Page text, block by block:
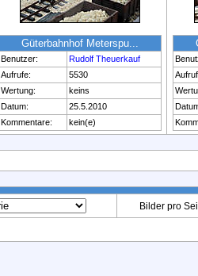
Güterbahnhof Meterspu...
Benutzer:
Rudolf Theuerkauf
Aufrufe:
5530
Wertung:
keins
Datum:
25.5.2010
Kommentare:
kein(e)
Bilder pro